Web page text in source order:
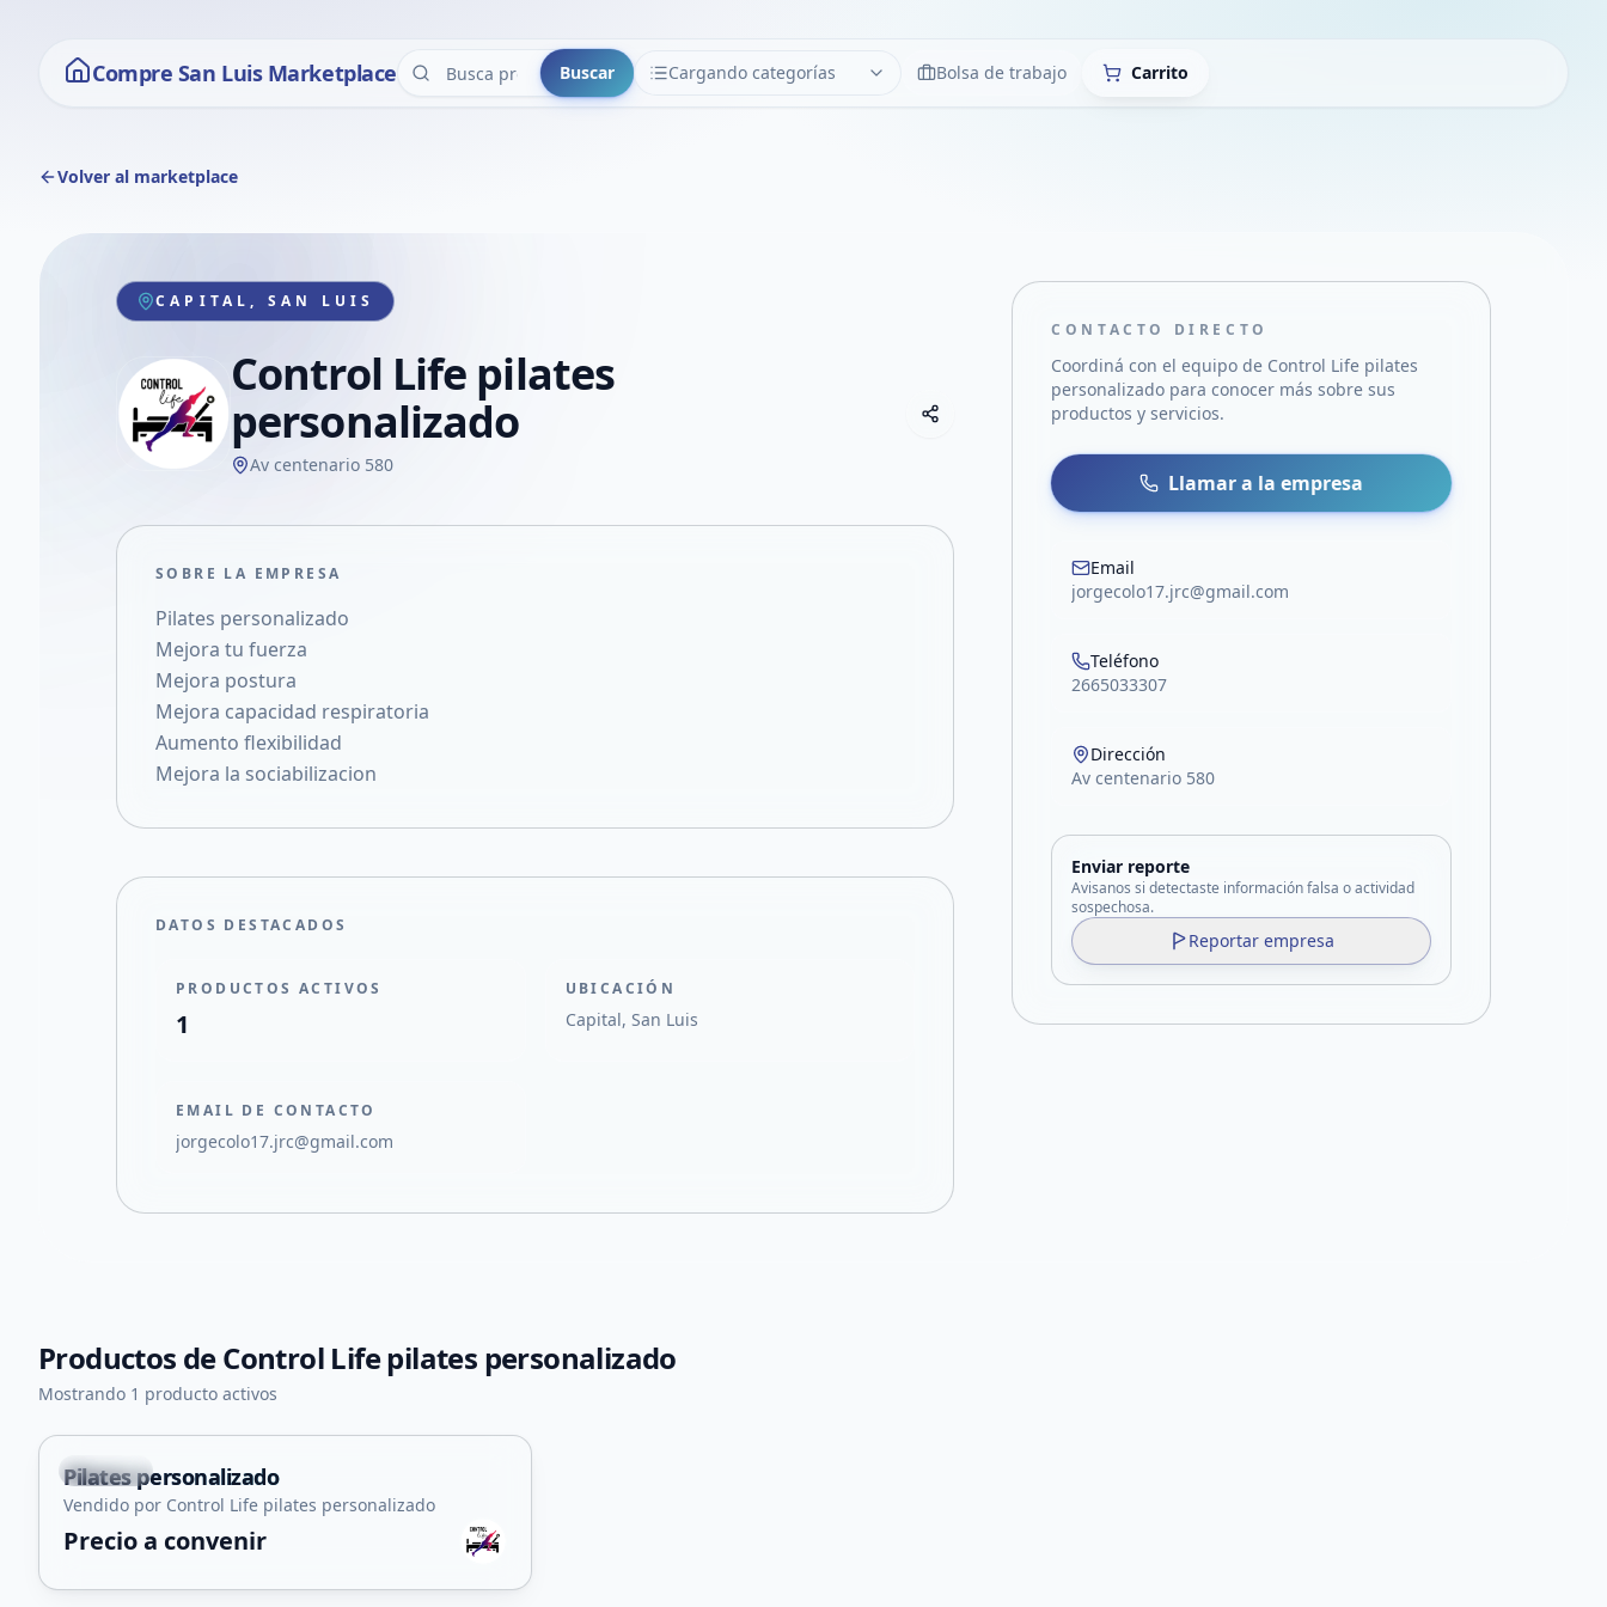
Compre San Luis Marketplace Buscar Cargando categorías
CATEGORÍAS LimpiarBolsa de trabajo Carrito
Volver al marketplace
CAPITAL, SAN LUIS
Control Life pilates
personalizado
Av centenario 580
Compartir empresa
Compartir por WhatsApp
Compartir por mail
Compartir en Facebook
SOBRE LA EMPRESA
Pilates personalizado
Mejora tu fuerza
Mejora postura
Mejora capacidad respiratoria
Aumento flexibilidad
Mejora la sociabilizacion
DATOS DESTACADOS
PRODUCTOS ACTIVOS
1
UBICACIÓN
Capital, San Luis
EMAIL DE CONTACTO
jorgecolo17.jrc@gmail.com
CONTACTO DIRECTO
Coordiná con el equipo de Control Life pilates
personalizado para conocer más sobre sus
productos y servicios.
Llamar a la empresa
Email
jorgecolo17.jrc@gmail.com
Teléfono
2665033307
Dirección
Av centenario 580
Enviar reporte
Avisanos si detectaste información falsa o actividad
sospechosa.
Reportar empresa
Productos deControl Life pilates personalizado
Mostrando 1 producto activos
Capital
Servicio
Pilates personalizado
Vendido por Control Life pilates personalizado
Precio a convenir